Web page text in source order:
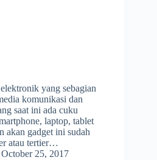
yang sebagian
komunikasi dan
saat ini ada cuku
laptop, tablet
akan gadget ini sudah
atau tertier…
October 25, 2017